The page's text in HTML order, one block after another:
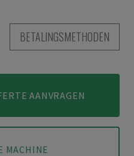
BETALINGSMETHODEN
AANVRAGEN
MACHINE